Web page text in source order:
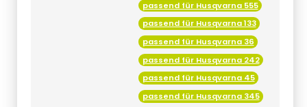
passend für Husqvarna 36
passend für Husqvarna 242
passend für Husqvarna 45
passend für Husqvarna 345
passend für Husqvarna 550
passend für Husqvarna 136